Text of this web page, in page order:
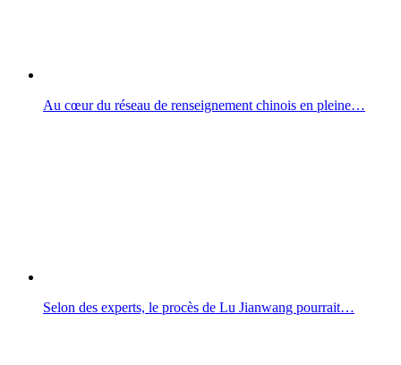
Au cœur du réseau de renseignement chinois en pleine…
Selon des experts, le procès de Lu Jianwang pourrait…